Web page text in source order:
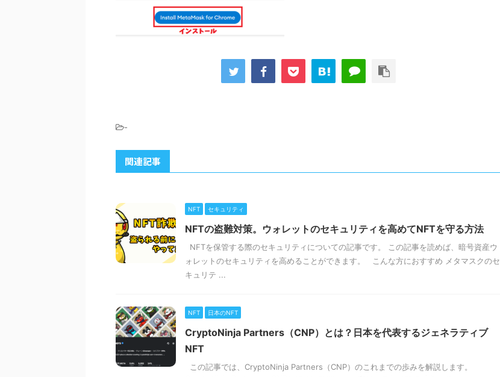
-
関連記事
NFT セキュリティ
NFTの盗難対策。ウォレットのセキュリティを高めてNFTを守る方法
NFTを保管する際のセキュリティについての記事です。 この記事を読めば、暗号資産ウ
ォレットのセキュリティを高めることができます。 こんな方におすすめ メタマスクのセ
キュリテ ...
NFT 日本のNFT
CryptoNinja Partners（CNP）とは？日本を代表するジェネラティブ
NFT
この記事では、CryptoNinja Partners（CNP）のこれまでの歩みを解説します。